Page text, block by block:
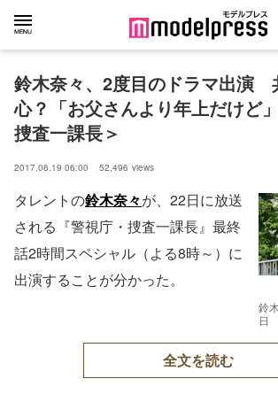
鈴木奈々、2度目のドラマ出演
心？「お父さんより年上だけど
捜査一課長＞
2017.06.19 06:00 52,496 views
鈴
日
タレントの鈴木奈々が、22日に放送
される『警視庁・捜査一課長』最終
話2時間スペシャル（よる8時～）に
出演することが分かった。
全文を読む